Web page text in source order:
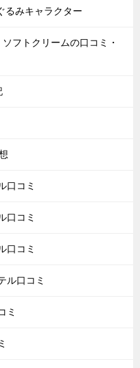
るみキャラクター
フトクリームの口コミ・
口コミ
口コミ
口コミ
ル口コミ
ミ